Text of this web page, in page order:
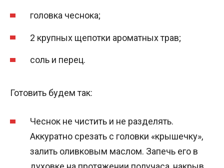
головка чеснока;
2 крупных щепотки ароматных трав;
соль и перец.
Готовить будем так:
Чеснок не чистить и не разделять.
Аккуратно срезать с головки «крышечку»,
залить оливковым маслом. Запечь его в